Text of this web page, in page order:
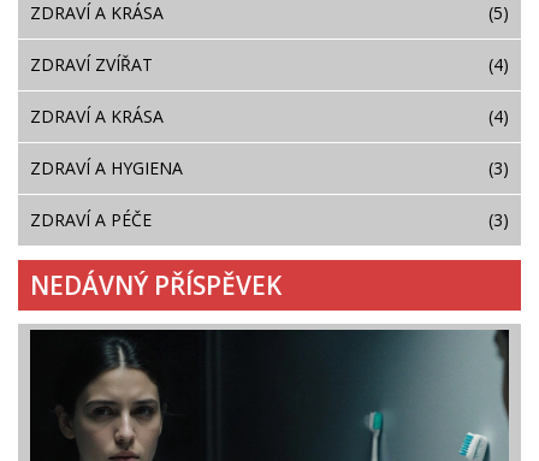
ZDRAVÍ A KRÁSA (5)
ZDRAVÍ ZVÍŘAT (4)
ZDRAVÍ A KRÁSA (4)
ZDRAVÍ A HYGIENA (3)
ZDRAVÍ A PÉČE (3)
NEDÁVNÝ PŘÍSPĚVEK